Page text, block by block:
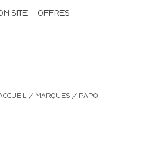
SITE
OFFRES
/ MARQUES / PAPO